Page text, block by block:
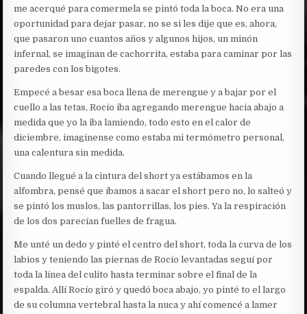
me acerqué para comermela se pintó toda la boca. No era una
oportunidad para dejar pasar, no se si les dije que es, ahora,
que pasaron uno cuantos años y algunos hijos, un minón
infernal, se imaginan de cachorrita, estaba para caminar por las
paredes con los bigotes.
Empecé a besar esa boca llena de merengue y a bajar por el
cuello a las tetas, Rocío iba agregando merengue hacia abajo a
medida que yo la iba lamiendo, todo esto en el calor de
diciembre, imaginense como estaba mi termómetro personal,
una calentura sin medida.
Cuando llegué a la cintura del short ya estábamos en la
alfombra, pensé que íbamos a sacar el short pero no, lo salteó y
se pintó los muslos, las pantorrillas, los pies. Ya la respiración
de los dos parecían fuelles de fragua.
Me unté un dedo y pinté el centro del short, toda la curva de los
labios y teniendo las piernas de Rocío levantadas seguí por
toda la línea del culito hasta terminar sobre el final de la
espalda. Allí Rocío giró y quedó boca abajo, yo pinté to el largo
de su columna vertebral hasta la nuca y ahí comencé a lamer